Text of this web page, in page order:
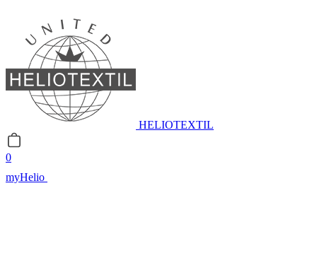
HELIOTEXTIL
0
myHelio